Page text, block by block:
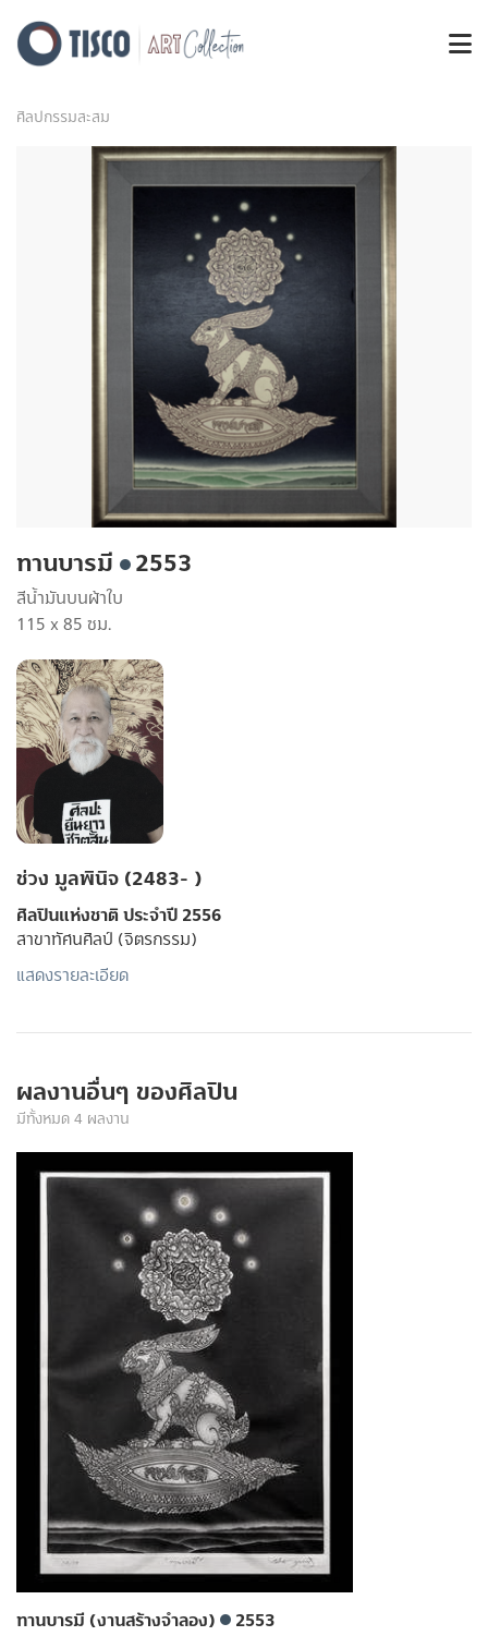
ศิลปกรรมสะสม
ทานบารมี 2553
สีน้ำมันบนผ้าใบ
115 x 85 ซม.
ช่วง มูลพินิจ (2483- )
ศิลปินแห่งชาติ ประจำปี 2556
สาขาทัศนศิลป์ (จิตรกรรม)
แสดงรายละเอียด
ผลงานอื่นๆ ของศิลปิน
มีทั้งหมด 4 ผลงาน
ทานบารมี (งานสร้างจำลอง) 2553